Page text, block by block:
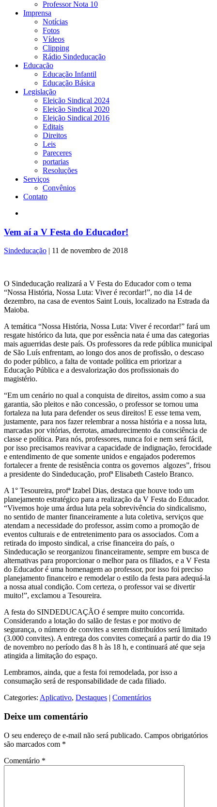
Professor Nota 10
Imprensa
Notícias
Fotos
Vídeos
Clipping
Rádio Sindeducação
Educação
Educação Infantil
Educação Básica
Legislação
Eleição Sindical 2024
Eleição Sindical 2020
Eleição Sindical 2016
Editais
Direitos
Leis
Pareceres
portarias
Resoluções
Serviços
Convênios
Contato
Vem aí a V Festa do Educador!
Sindeducação | 11 de novembro de 2018
O Sindeducação realizará a V Festa do Educador com o tema
“Nossa História, Nossa Luta: Viver é recordar!”, no dia 14 de
dezembro, na casa de eventos Saint Louis, localizado na Estrada da
Maioba.
A temática “Nossa História, Nossa Luta: Viver é recordar!” fará um
resgate histórico da luta, que por essência nata é uma das categorias
mais aguerridas deste país. Os professores da rede pública municipal
de São Luís enfrentam, ao longo dos anos de profissão, o descaso
do poder público, a falta de vontade política em priorizar a
Educação Pública e a desvalorização dos profissionais do
magistério.
“Em um cenário no qual a conquista de direitos, assim como a sua
garantia, são pleitos e não concessão, o professor se tornou uma
fortaleza na luta para defender os seus direitos! E esse tema vem,
justamente, para nos fazer relembrar a nossa história e a nossa luta,
marcadas por vitórias, derrotas, amadurecimento da consciência de
classe e política. Para nós, professores, nunca foi e nem será fácil,
por isso precisamos reavivar a capacidade de indignação, ferocidade
e entendimento de que somente unidos e engajados poderemos
fortalecer a frente de resistência contra os governos algozes”, frisou
a presidente do Sindeducação, profª Elisabeth Castelo Branco.
A 1° Tesoureira, profª Izabel Dias, destaca que houve todo um
planejamento estratégico para a realização da V Festa do Educador.
“Vivemos hoje uma árdua luta pela sobrevivência do sindicalismo,
no sentido de manter financeiramente a luta coletiva, serviços que
atendam a necessidade do professor, assim como a promoção de
eventos culturais e de entretenimento para os associados. Com a
retirada do imposto sindical, a crise financeira do país, o
Sindeducação se reorganizou financeiramente, sempre em busca de
alternativas para proporcionar o melhor para os filiados, e a V Festa
do Educador é uma homenagem ao professor, por isso foi preciso
planejamento financeiro e remodelar o estilo da festa para adequá-la
a nossa atual condição. Com certeza, o professor vai se divertir
muito!”, exclamou a Tesoureira.
A festa do SINDEDUCAÇÃO é sempre muito concorrida.
Considerando a lotação do salão de festas e por motivo de
segurança, o número de convites a serem distribuídos será limitado
(3.000 convites). A entrega dos convites começará a partir do dia 19
de novembro no período das 8 h às 18 h, e continuará até que seja
atingida a limitação do espaço.
Lembramos, ainda, que a festa foi remodelada, por isso a
consumação será de responsabilidade de cada filiado.
Categories: Aplicativo, Destaques | Comentários
Deixe um comentário
O seu endereço de e-mail não será publicado. Campos obrigatórios
são marcados com *
Comentário *